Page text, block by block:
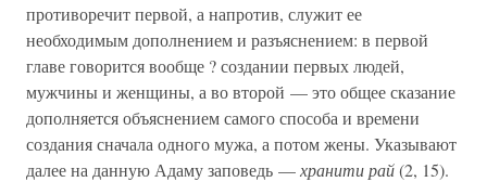
противоречит первой, а напротив, служит ее
необходимым дополнением и разъяснением: в первой
главе говорится вообще ? создании первых людей,
мужчины и женщины, а во второй — это общее сказание
дополняется объяснением самого способа и времени
создания сначала одного мужа, а потом жены. Указывают
далее на данную Адаму заповедь —хранити рай(2, 15).